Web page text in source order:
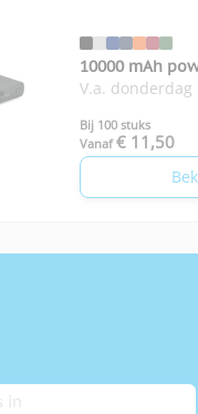
10000 mAh
Powerflat
V.a. donderdag
Bij 100 stuks
Vanaf € 11,50